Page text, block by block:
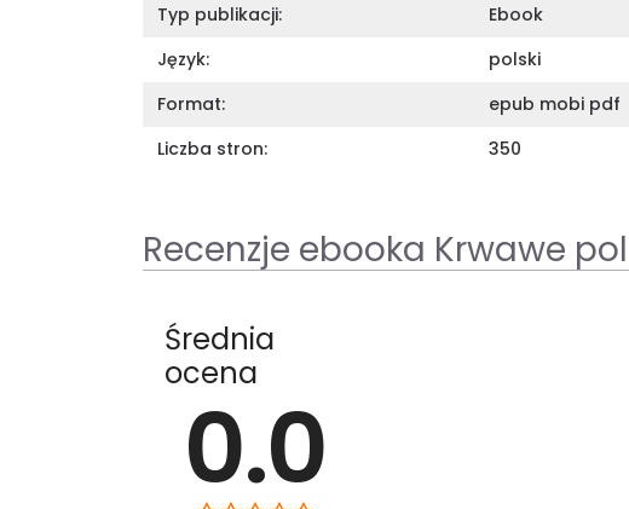
Typ publikacji:
Ebook
Język:
polski
Format:
epub mobi pdf
Liczba stron:
350
Recenzje ebooka Krwawe
Średnia
ocena
0.0